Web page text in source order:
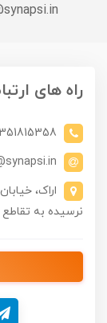
راه های
09351815358 فقط به صورت پیامک -
نرسیده به تقاطع